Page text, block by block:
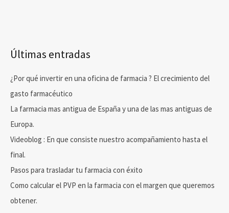
Últimas entradas
¿Por qué invertir en una oficina de farmacia ? El crecimiento del
gasto farmacéutico
La farmacia mas antigua de España y una de las mas antiguas de
Europa.
Videoblog : En que consiste nuestro acompañamiento hasta el
final.
Pasos para trasladar tu farmacia con éxito
Como calcular el PVP en la farmacia con el margen que queremos
obtener.